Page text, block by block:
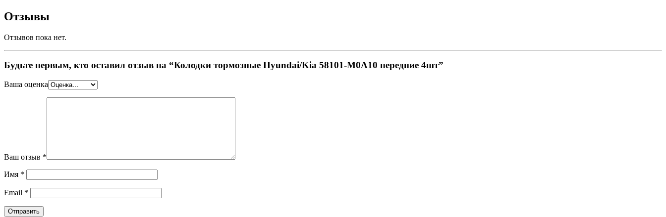
Отзывы
Отзывов пока нет.
Будьте первым, кто оставил отзыв на “Колодки тормозные Hyundai/Kia 58101-M0A10 передние 4шт”
Ваша оценка
Ваш отзыв *
Имя *
Email *